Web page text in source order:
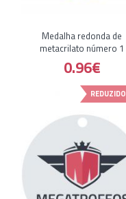
Medalha redonda de
metacrilato número 1
0.96€
REDUZIDO